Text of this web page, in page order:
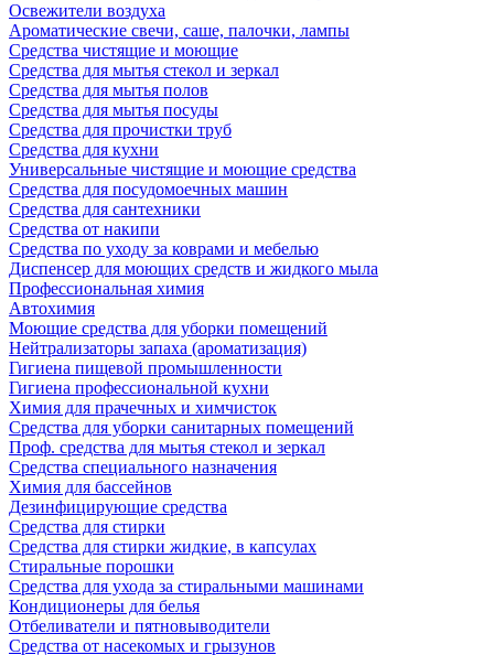
Освежители воздуха
Ароматические свечи, саше, палочки, лампы
Средства чистящие и моющие
Средства для мытья стекол и зеркал
Средства для мытья полов
Средства для мытья посуды
Средства для прочистки труб
Средства для кухни
Универсальные чистящие и моющие средства
Средства для посудомоечных машин
Средства для сантехники
Средства от накипи
Средства по уходу за коврами и мебелью
Диспенсер для моющих средств и жидкого мыла
Профессиональная химия
Автохимия
Моющие средства для уборки помещений
Нейтрализаторы запаха (ароматизация)
Гигиена пищевой промышленности
Гигиена профессиональной кухни
Химия для прачечных и химчисток
Средства для уборки санитарных помещений
Проф. средства для мытья стекол и зеркал
Средства специального назначения
Химия для бассейнов
Дезинфицирующие средства
Средства для стирки
Средства для стирки жидкие, в капсулах
Стиральные порошки
Средства для ухода за стиральными машинами
Кондиционеры для белья
Отбеливатели и пятновыводители
Средства от насекомых и грызунов